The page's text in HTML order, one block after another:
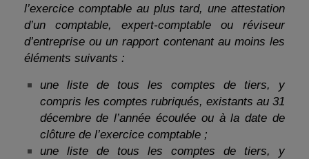
l’exercice comptable au plus tard, une attestation
d’un comptable, expert-comptable ou réviseur
d’entreprise ou un rapport contenant au moins les
éléments suivants :
une liste de tous les comptes de tiers, y
compris les comptes rubriqués, existants au 31
décembre de l’année écoulée ou à la date de
clôture de l’exercice comptable ;
une liste de tous les comptes de tiers, y